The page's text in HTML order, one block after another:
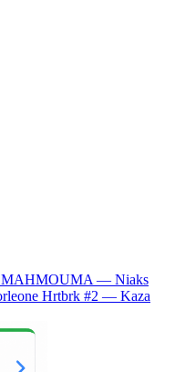
MAHMOUMA — Niaks
Hrtbrk #2 — Kaza